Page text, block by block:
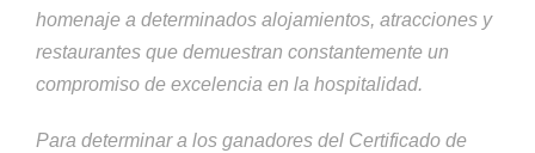
homenaje a determinados alojamientos, atracciones y
restaurantes que demuestran constantemente un
compromiso de excelencia en la hospitalidad.
Para determinar a los ganadores del Certificado de